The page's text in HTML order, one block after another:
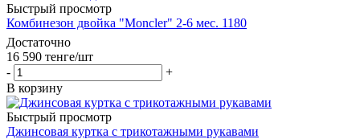
Быстрый просмотр
Комбинезон двойка "Moncler" 2-6 мес. 1180
Достаточно
16 590 тенге/шт
-
+
В корзину
Быстрый просмотр
Джинсовая куртка с трикотажными рукавами